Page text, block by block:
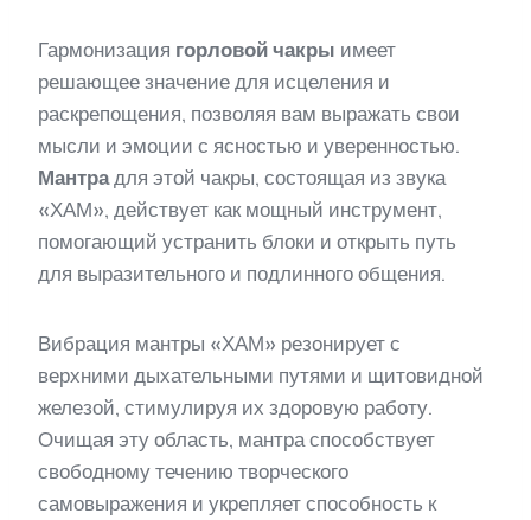
Гармонизация горловой чакры имеет
решающее значение для исцеления и
раскрепощения, позволяя вам выражать свои
мысли и эмоции с ясностью и уверенностью.
Мантрадля этой чакры, состоящая из звука
«ХАМ», действует как мощный инструмент,
помогающий устранить блоки и открыть путь
для выразительного и подлинного общения.
Вибрация мантры «ХАМ» резонирует с
верхними дыхательными путями и щитовидной
железой, стимулируя их здоровую работу.
Очищая эту область, мантра способствует
свободному течению творческого
самовыражения и укрепляет способность к